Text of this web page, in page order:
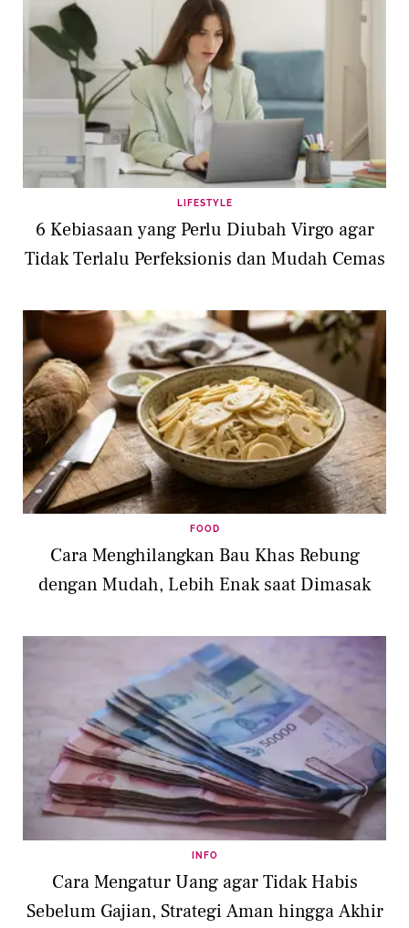
LIFESTYLE
6 Kebiasaan yang Perlu Diubah Virgo agar
Tidak Terlalu Perfeksionis dan Mudah Cemas
FOOD
Cara Menghilangkan Bau Khas Rebung
dengan Mudah, Lebih Enak saat Dimasak
INFO
Cara Mengatur Uang agar Tidak Habis
Sebelum Gajian, Strategi Aman hingga Akhir